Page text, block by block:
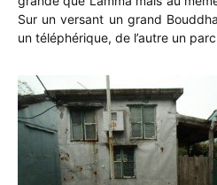
Sur un versant un grand
un téléphérique, de l’autre un